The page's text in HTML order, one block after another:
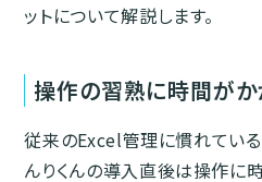
ットについて解説します。
操作の習熟に時間が
従来のExcel管理に慣れてい
んりくんの導入直後は操作に